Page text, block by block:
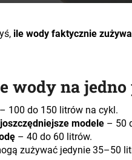
ile wody faktycznie
wody na jedno
– 100 do 150 litrów na cykl.
modele – 50
– 40 do 60 litrów.
zużywać jedynie 35–50